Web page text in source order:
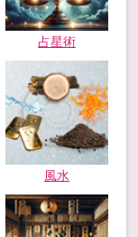
占星術
風水